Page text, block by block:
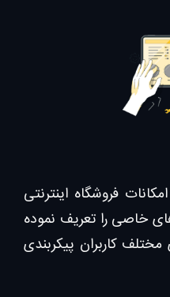
فروشگاه اینترنتی
خاصی را تعریف نموده
کاربران پیکربندی